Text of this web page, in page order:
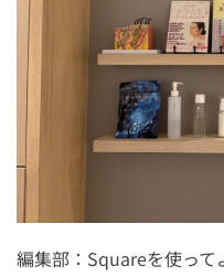
編集部：Squareを使って